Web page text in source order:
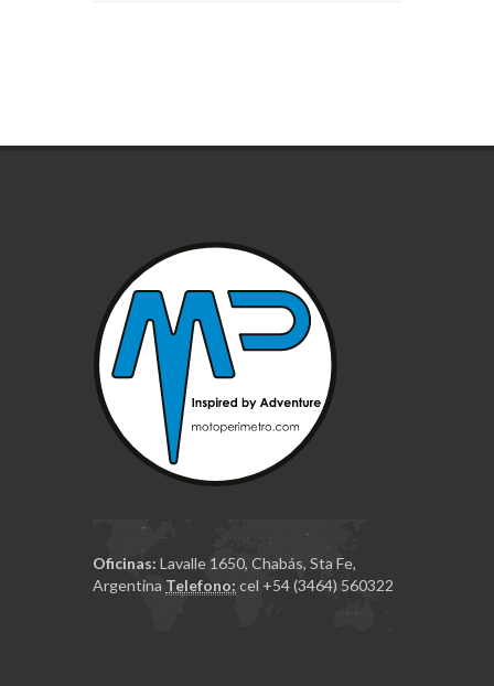
Oficinas: Lavalle 1650, Chabás, Sta Fe,
Argentina Telefono: cel +54 (3464) 560322